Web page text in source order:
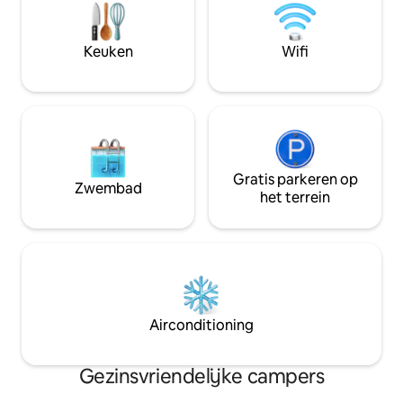
geschiedenis
(Padua, Treviso,
de eilanden van
Dichtbij de bus.
Keuken Wifi
Zwembad
Gratis parkeren op
het terrein
Airconditioning
Gezinsvriendelijke campers